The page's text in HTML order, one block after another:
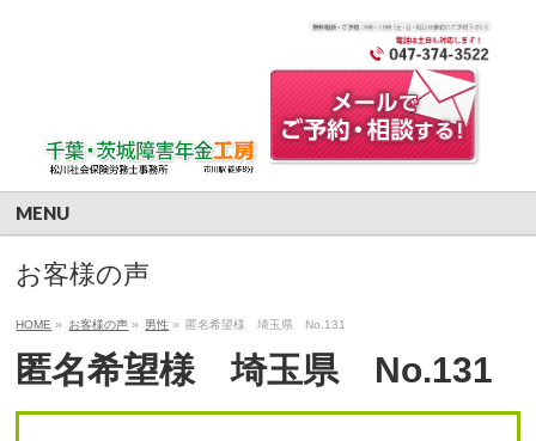
MENU
お客様の声
HOME » お客様の声 » 男性 » 匿名希望様 埼玉県 No.131
匿名希望様 埼玉県 No.131